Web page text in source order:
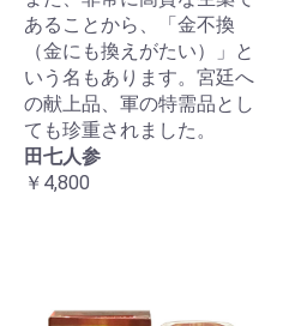
あることから、「金不換
（金にも換えがたい）」と
いう名もあります。宮廷へ
の献上品、軍の特需品とし
ても珍重されました。
田七人参
￥4,800